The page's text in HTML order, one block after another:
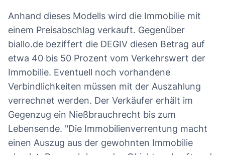
Anhand dieses Modells wird die Immobilie mit
einem Preisabschlag verkauft. Gegenüber
biallo.de beziffert die DEGIV diesen Betrag auf
etwa 40 bis 50 Prozent vom Verkehrswert der
Immobilie. Eventuell noch vorhandene
Verbindlichkeiten müssen mit der Auszahlung
verrechnet werden. Der Verkäufer erhält im
Gegenzug ein Nießbrauchrecht bis zum
Lebensende. "Die Immobilienverrentung macht
einen Auszug aus der gewohnten Immobilie